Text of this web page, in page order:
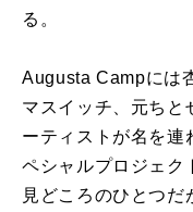
る。
Augusta Campには
マスイッチ、元ちと
ーティストが名を連
ペシャルプロジェク
見どころのひとつ